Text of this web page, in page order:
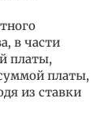
в части
платы,
платы,
из ставки